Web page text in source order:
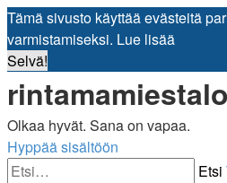
Tämä sivusto käyttää evästeitä
varmistamiseksi. Lue lisää
Selvä!
Olkaa hyvät. Sana on vapaa.
Hyppää sisältöön
Etsi